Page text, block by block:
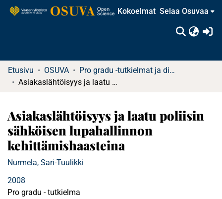
Kokoelmat Selaa Osuvaa
Etusivu OSUVA
Pro gradu -tutkielmat ja diplomityöt (rajattu saatavuus)
Asiakaslähtöisyys ja laatu poliisin sähköisen lupahallinnon kehittämishaasteina
Asiakaslähtöisyys ja laatu poliisin
sähköisen lupahallinnon
kehittämishaasteina
Nurmela, Sari-Tuulikki
2008
Pro gradu - tutkielma